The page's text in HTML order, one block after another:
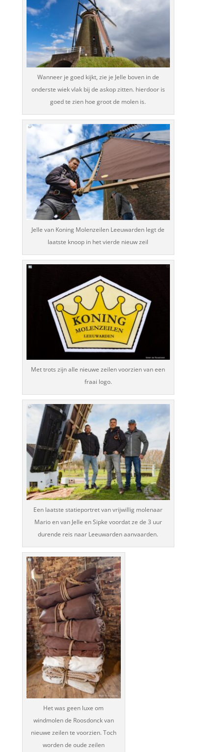
Wanneer je goed kijkt, zie je Jelle boven in de
onderste wiek vlak bij de askop zitten. hierdoor is
goed te zien hoe groot de molen is.
Jelle van Koning Molenzeilen Leeuwarden legt de
laatste knoop in het vierde nieuw zeil
Met trots zijn alle nieuwe zeilen voorzien van een
fraai logo.
Een laatste statieportret van vrijwillig molenaar
Mario en van Jelle en Sipke voordat ze de 3 uur
durende reis naar Leeuwarden aanvaarden.
Het was geen luxe om
windmolen de Roosdonck van
nieuwe zeilen te voorzien. Toch
worden de oude zeilen